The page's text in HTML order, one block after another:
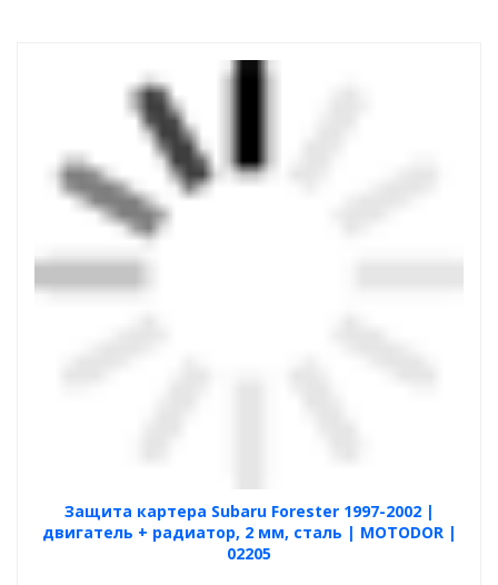
Защита картера Subaru Forester 1997-2002 |
двигатель + радиатор, 2 мм, сталь | MOTODOR |
02205